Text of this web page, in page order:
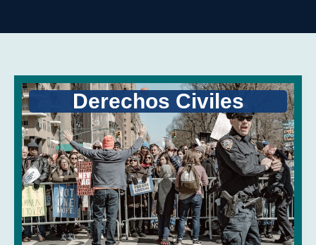
Derechos Civiles